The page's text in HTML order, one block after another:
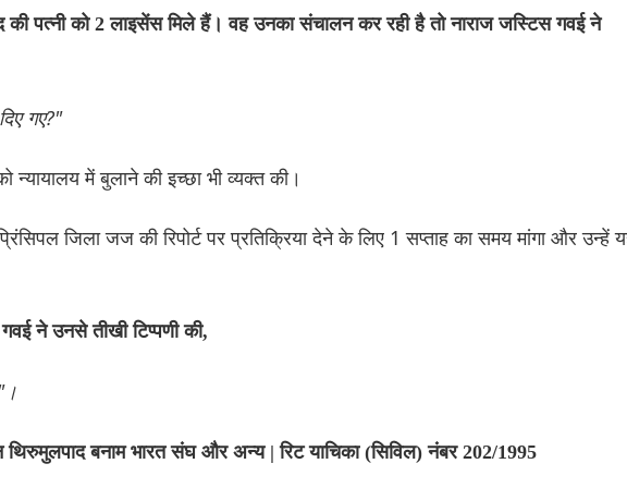
की पत्नी को 2 लाइसेंस मिले हैं। वह उनका संचालन कर रही है तो नाराज जस्टिस गवई ने
गए?"
में बुलाने की इच्छा भी व्यक्त की।
जिला जज की रिपोर्ट पर प्रतिक्रिया देने के लिए 1 सप्ताह का समय मांगा और उन्हें
ने उनसे तीखी टिप्पणी की,
थिरुमुलपाद बनाम भारत संघ और अन्य | रिट याचिका (सिविल) नंबर 202/1995